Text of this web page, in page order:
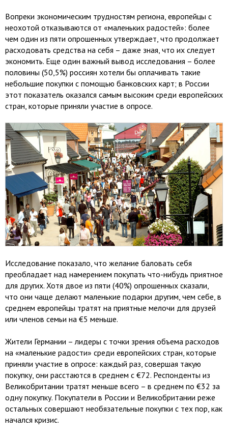
Вопреки экономическим трудностям региона, европейцы c
неохотой отказываются от «маленьких радостей»: более
чем один из пяти опрошенных утверждает, что продолжает
расходовать средства на себя – даже зная, что их следует
экономить. Еще один важный вывод исследования – более
половины (50,5%) россиян хотели бы оплачивать такие
небольшие покупки с помощью банковских карт; в России
этот показатель оказался самым высоким среди европейских
стран, которые приняли участие в опросе.
Исследование показало, что желание баловать себя
преобладает над намерением покупать что-нибудь приятное
для других. Хотя двое из пяти (40%) опрошенных сказали,
что они чаще делают маленькие подарки другим, чем себе, в
среднем европейцы тратят на приятные мелочи для друзей
или членов семьи на €5 меньше.
Жители Германии – лидеры с точки зрения объема расходов
на «маленькие радости» среди европейских стран, которые
приняли участие в опросе: каждый раз, совершая такую
покупку, они расстаются в среднем с €72. Респонденты из
Великобритании тратят меньше всего – в среднем по €32 за
одну покупку. Покупатели в России и Великобритании реже
остальных совершают необязательные покупки с тех пор, как
начался кризис.